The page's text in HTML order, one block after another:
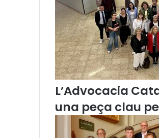
6
)
L’Advocacia
una peça clau